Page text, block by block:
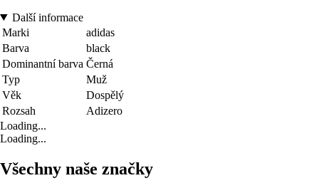
Další informace
Marki
adidas
Barva
black
Dominantní barva Černá
Typ
Muž
Věk
Dospělý
Rozsah
Adizero
Loading...
Loading...
Všechny naše značky